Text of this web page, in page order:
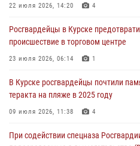
85 владельцев оружия
04 августа 2026, 07:00
297 выездов по сигналу «тревога»
03 августа 2026, 09:46
22 июля 2026, 14:20 4
Росгвардейцы в Курске
происшествие в торговом центре
23 июля 2026, 06:14 1
В Курске росгвардейцы почтили
теракта на пляже в 2025 году
09 июля 2026, 11:38 4
При содействии спецназа